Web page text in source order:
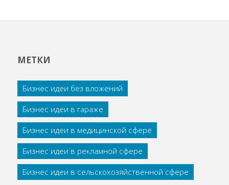
МЕТКИ
Бизнес идеи без вложений
Бизнес идеи в гараже
Бизнес идеи в медицинской сфере
Бизнес идеи в рекламной сфере
Бизнес идеи в сельскохозяйственной сфере